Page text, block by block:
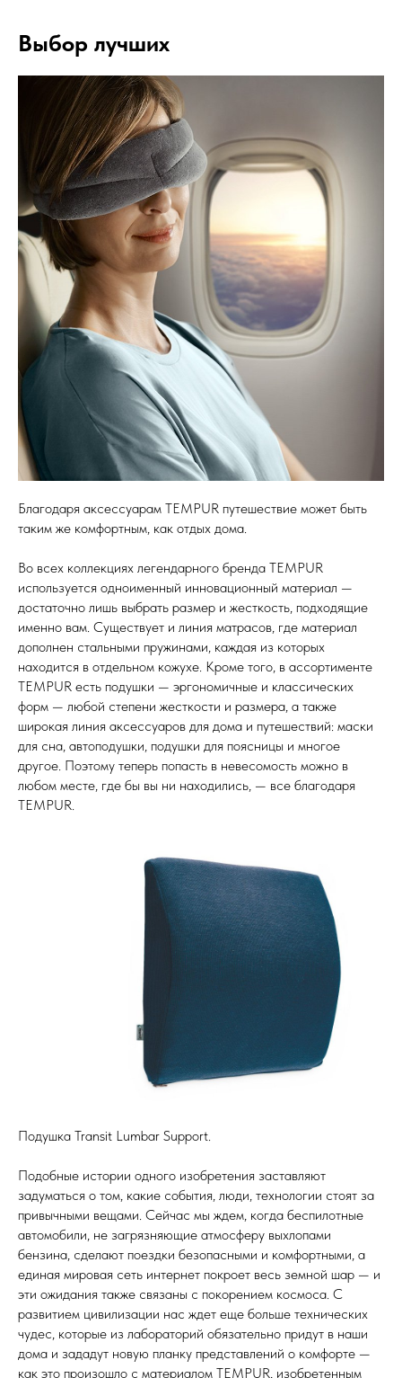
Выбор лучших
Благодаря аксессуарам TEMPUR путешествие может быть
таким же комфортным, как отдых дома.
Во всех коллекциях легендарного бренда TEMPUR
используется одноименный инновационный материал —
достаточно лишь выбрать размер и жесткость, подходящие
именно вам. Существует и линия матрасов, где материал
дополнен стальными пружинами, каждая из которых
находится в отдельном кожухе. Кроме того, в ассортименте
TEMPUR есть подушки — эргономичные и классических
форм — любой степени жесткости и размера, а также
широкая линия аксессуаров для дома и путешествий: маски
для сна, автоподушки, подушки для поясницы и многое
другое. Поэтому теперь попасть в невесомость можно в
любом месте, где бы вы ни находились, — все благодаря
TEMPUR.
Подушка Transit Lumbar Support.
Подобные истории одного изобретения заставляют
задуматься о том, какие события, люди, технологии стоят за
привычными вещами. Сейчас мы ждем, когда беспилотные
автомобили, не загрязняющие атмосферу выхлопами
бензина, сделают поездки безопасными и комфортными, а
единая мировая сеть интернет покроет весь земной шар — и
эти ожидания также связаны с покорением космоса. С
развитием цивилизации нас ждет еще больше технических
чудес, которые из лабораторий обязательно придут в наши
дома и зададут новую планку представлений о комфорте —
как это произошло с материалом TEMPUR, изобретенным